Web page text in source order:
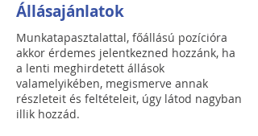
Állásajánlatok
Munkatapasztalattal, főállású pozícióra
akkor érdemes jelentkezned hozzánk, ha
a lenti meghirdetett állások
valamelyikében, megismerve annak
részleteit és feltételeit, úgy látod nagyban
illik hozzád.